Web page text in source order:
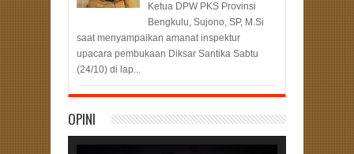
Ketua DPW PKS Provinsi
Bengkulu, Sujono, SP, M.Si
saat menyampaikan amanat inspektur
upacara pembukaan Diksar Santika Sabtu
(24/10) di lap...
OPINI